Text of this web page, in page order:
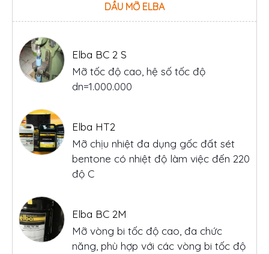
DẦU MỠ ELBA
Elba BC 2 S
Mỡ tốc độ cao, hệ số tốc độ
dn=1.000.000
Elba HT2
Mỡ chịu nhiệt đa dụng gốc đất sét
bentone có nhiệt độ làm việc đến 220
độ C
Elba BC 2M
Mỡ vòng bi tốc độ cao, đa chức
năng, phù hợp với các vòng bi tốc độ